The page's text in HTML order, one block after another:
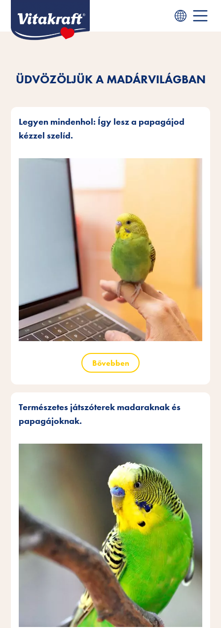
ÜDVÖZÖLJÜK A MADÁRVILÁGBAN
Legyen mindenhol: Így lesz a papagájod
kézzel szelíd.
Bővebben
Természetes játszóterek madaraknak és
papagájoknak.